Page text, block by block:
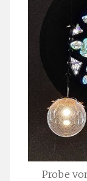
Probe